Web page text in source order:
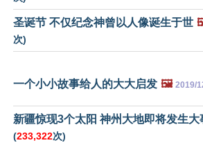
圣诞节 不仅纪念神曾以人像诞生于世
次)
一个小小故事给人的大大启发 🖼️ 2019/
新疆惊现3个太阳 神州大地即将发生大
(233,322次)